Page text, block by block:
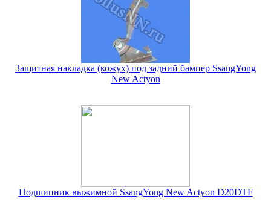
Защитная накладка (кожух) под задний бампер SsangYong
New Actyon
Подшипник выжимной SsangYong New Actyon D20DTF